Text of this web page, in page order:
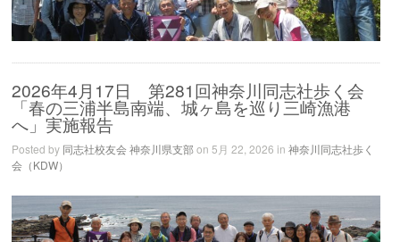
2026年4月17日 第281回神奈川同志社歩く会
「春の三浦半島南端、城ヶ島を巡り三崎漁港
へ」実施報告
Posted by 同志社校友会 神奈川県支部on 5月 22, 2026 in神奈川同志社歩く
会（KDW）